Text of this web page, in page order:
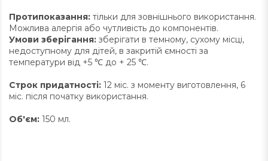
Протипоказання: тільки для зовнішнього використання.
Можлива алергія або чутливість до компонентів.
Умови зберігання: зберігати в темному, сухому місці,
недоступному для дітей, в закритій ємності за
температури від +5 ℃ до + 25 ℃.
Строк придатності: 12 міс. з моменту виготовлення, 6
міс. після початку використання.
Об'єм: 150 мл.